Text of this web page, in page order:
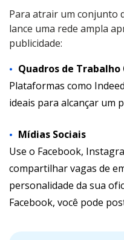
Para atrair um conjunto
lance uma rede ampla
publicidade:
Quadros de Trabalho
Plataformas como
ideais para alcançar um
Mídias Sociais
Use o Facebook,
compartilhar vagas de
personalidade da sua
Facebook, você pode